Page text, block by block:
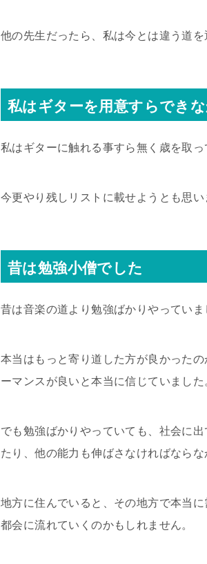
他の先生だったら、私は今とは違う道を
私はギターを用意すらでき
私はギターに触れる事すら無く歳を取っ
今更やり残しリストに載せようとも思い
昔は勉強小僧でした
昔は音楽の道より勉強ばかりやっていま
本当はもっと寄り道した方が良かった
ーマンスが良いと本当に信じていました
でも勉強ばかりやっていても、社会に
たり、他の能力も伸ばさなければならな
地方に住んでいると、その地方で本当
都会に流れていくのかもしれません。